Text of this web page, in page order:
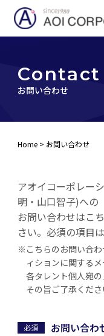
Contact
お問い合わせ
Home> お問い合わせ
アオイコーポレー
明・山口智子)への
お問い合わせはこ
さい。必須の項目
※こちらのお問い合
ィションに関するメ
各タレント個人宛の
その旨ご了承くださ
必須 お問い合わ